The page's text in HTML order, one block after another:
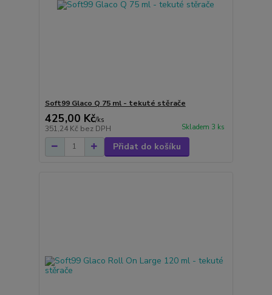
Soft99 Glaco Q 75 ml - tekuté stěrače
425,00 Kč/ks
351,24 Kč bez DPH Skladem 3 ks
Přidat do košíku